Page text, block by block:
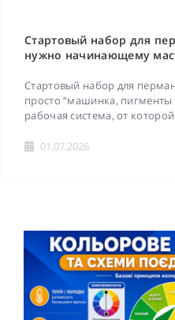
Стартовый набор для
нужно начинающему
Стартовый набор для
просто “машинка, пигменты
рабочая система, от которой
01.07.2026